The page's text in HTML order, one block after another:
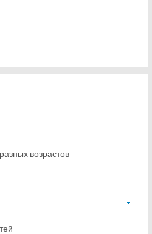
возрастов